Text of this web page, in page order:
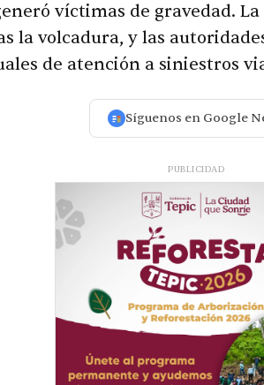
víctimas de gravedad.
la volcadura, y las
de atención a siniestros
Síguenos en Google
PUBLICIDAD